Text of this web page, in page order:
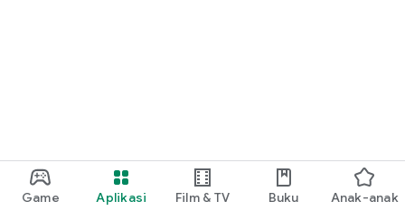
Game Aplikasi Film & TV Buku Anak-anak